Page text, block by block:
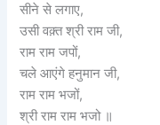
सीने से लगाए,
उसी वक़्त श्री राम जी,
राम राम जपों,
चले आएंगे हनुमान जी,
राम राम भजों,
श्री राम राम भजो ॥